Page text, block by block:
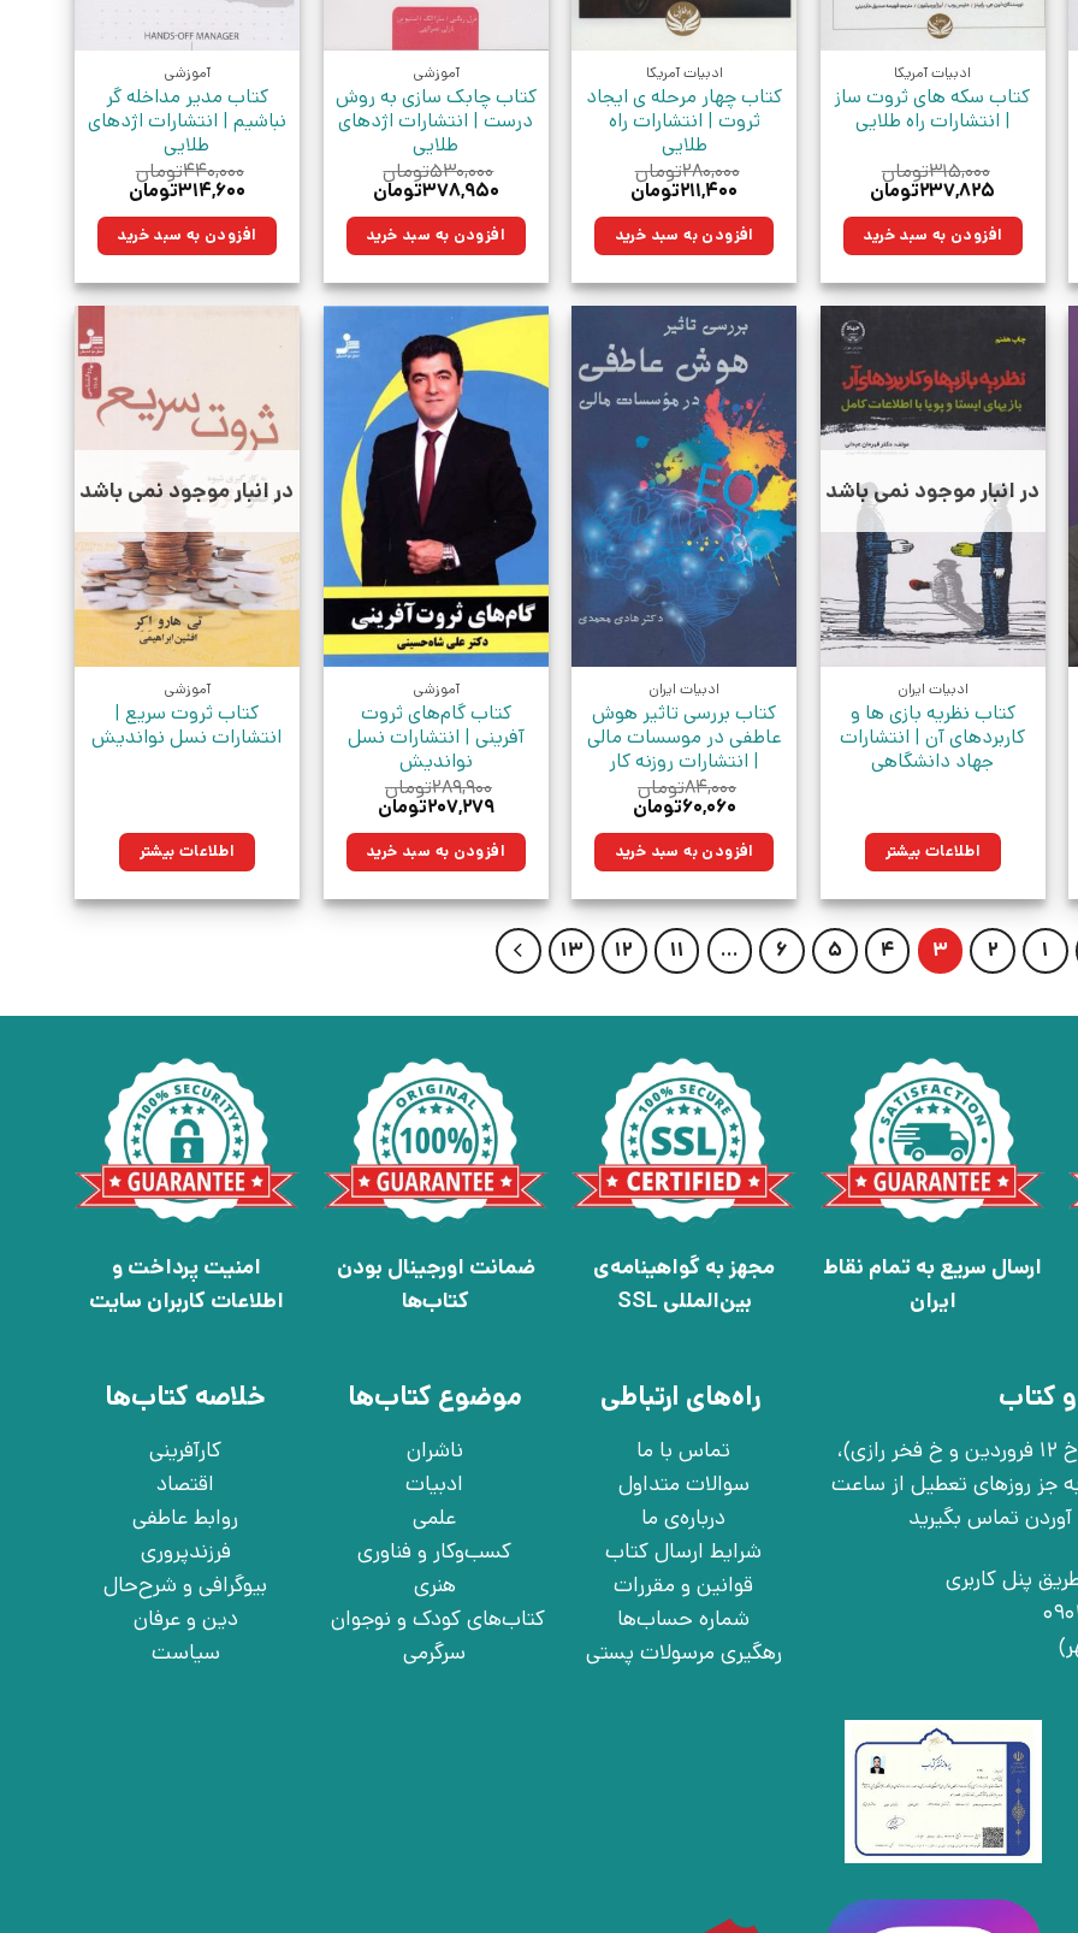
ادبیات آمریکا
کتاب سکه های ثروت ساز
| انتشارات راه طلایی
۳۱۵,۰۰۰تومان
قیمت
۳۱۵,۰۰۰تومان
بود.
۲۳۷,۸۲۵تومانقیمت
۲۳۷,۸۲۵تومان.افزودن به سبد خرید
ادبیات آمریکا
کتاب چهار مرحله ی ایجاد
ثروت | انتشارات راه
طلایی
۲۸۰,۰۰۰تومان
قیمت
۲۸۰,۰۰۰تومان
بود.
۲۱۱,۴۰۰تومانقیمت
۲۱۱,۴۰۰تومان.افزودن به سبد خرید
آموزشی
کتاب چابک سازی به روش
درست | انتشارات اژدهای
طلایی
۵۳۰,۰۰۰تومان
قیمت
۵۳۰,۰۰۰تومان
بود.
۳۷۸,۹۵۰تومان
۳۷۸,۹۵۰تومان.افزودن به سبد خرید
آموزشی
کتاب مدیر مداخله گر
نباشیم | انتشارات اژدهای
طلایی
۴۴۰,۰۰۰تومان
قیمت
۴۴۰,۰۰۰تومان
بود.
۳۱۴,۶۰۰تومان
۳۱۴,۶۰۰تومان.افزودن به سبد خرید
در انبار موجود نمی باشد
ادبیات ایران
کتاب نظریه بازی ها و
کاربردهای آن | انتشارات
جهاد دانشگاهی
اطلاعات بیشتر
ادبیات ایران
کتاب بررسی تاثیر هوش
عاطفی در موسسات مالی
| انتشارات روزنه کار
۸۴,۰۰۰تومان
قیمت
۸۴,۰۰۰تومان
بود.
۶۰,۰۶۰تومان
۶۰,۰۶۰تومان.افزودن به سبد خرید
آموزشی
کتاب گام‌های ثروت
آفرینی | انتشارات نسل
نواندیش
۲۸۹,۹۰۰تومان
قیمت
۲۸۹,۹۰۰تومان
بود.
۲۰۷,۲۷۹تومان
۲۰۷,۲۷۹تومان.افزودن به سبد خرید
در انبار موجود نمی باشد
آموزشی
کتاب ثروت سریع |
انتشارات نسل نواندیش
اطلاعات بیشتر
1
2
3
4
5
6
…
11
12
13
ارسال سریع به تمام نقاط
ایران
مجهز به گواهینامه‌ی
بین‌المللی SSL
ضمانت اورجینال بودن
کتاب‌ها
امنیت پرداخت و
اطلاعات کاربران سایت
کتاب
تهران، خ انقلاب، خ 12 فروردین، خ روانمهر شرقی(بین خ 12 فروردین و خ فخر رازی)،
به جز روزهای تعطیل از ساعت
پنل کاربری
راه‌های ارتباطی
تماس با ما
سوالات متداول
درباره‌ی ما
شرایط ارسال کتاب
قوانین و مقررات
شماره حساب‌ها
رهگیری مرسولات پستی
موضوع کتاب‌ها
ناشران
ادبیات
علمی
کسب‌وکار و فناوری
هنری
کتاب‌های کودک و نوجوان
سرگرمی
خلاصه کتاب‌ها
کارآفرینی
اقتصاد
روابط عاطفی
فرزندپروری
بیوگرافی و شرح‌حال
دین و عرفان
سیاست